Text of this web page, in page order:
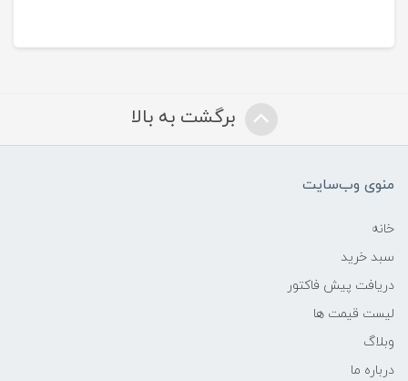
برگشت به بالا
منوی وب‌سایت
خانه
سبد خرید
دریافت پیش فاکتور
لیست قیمت ها
وبلاگ
درباره ما